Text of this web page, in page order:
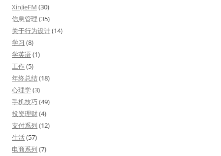
XinJieFM (30)
信息管理 (35)
关于行为设计(14)
学习 (8)
学英语(1)
工作(5)
年终总结(18)
心理学(3)
手机技巧(49)
投资理财(4)
支付系列 (12)
生活(57)
电商系列 (7)